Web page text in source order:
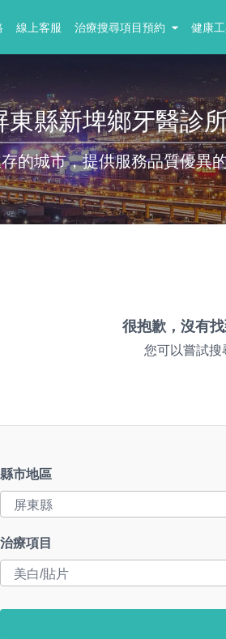
線上客服 治療搜尋項目預約 健康
東縣新埤鄉牙醫診
的城市，提供服務品質優異
很抱歉，沒有
您可以嘗試搜
縣市地區
治療項目